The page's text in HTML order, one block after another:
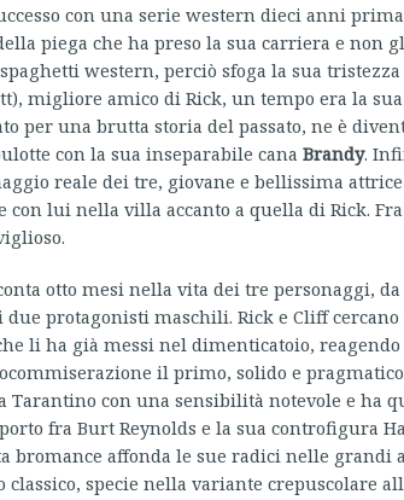
con una serie western dieci anni
piega che ha preso la sua carriera e non
western, perciò sfoga la sua
migliore amico di Rick, un tempo era la
per una brutta storia del passato, ne è
con la sua inseparabile cana Brandy.
reale dei tre, giovane e bellissima
con lui nella villa accanto a quella di Rick.
otto mesi nella vita dei tre personaggi,
protagonisti maschili. Rick e Cliff
li ha già messi nel dimenticatoio,
il primo, solido e
Tarantino con una sensibilità notevole e ha
fra Burt Reynolds e la sua controfigura
bromance affonda le sue radici nelle
specie nella variante crepuscolare